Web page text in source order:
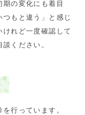
の変化にも着目
つもと違う」と感じ
れど一度確認して
ください。
行っています。